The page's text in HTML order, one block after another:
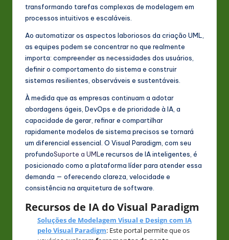
transformando tarefas complexas de modelagem em
processos intuitivos e escaláveis.
Ao automatizar os aspectos laboriosos da criação UML,
as equipes podem se concentrar no que realmente
importa: compreender as necessidades dos usuários,
definir o comportamento do sistema e construir
sistemas resilientes, observáveis e sustentáveis.
À medida que as empresas continuam a adotar
abordagens ágeis, DevOps e de prioridade à IA, a
capacidade de gerar, refinar e compartilhar
rapidamente modelos de sistema precisos se tornará
um diferencial essencial. O Visual Paradigm, com seu
profundoSuporte a UML e recursos de IA inteligentes, é
posicionado como a plataforma líder para atender essa
demanda — oferecendo clareza, velocidade e
consistência na arquitetura de software.
Recursos de IA do Visual Paradigm
Soluções de Modelagem Visual e Design com IA
pelo Visual Paradigm: Este portal permite que os